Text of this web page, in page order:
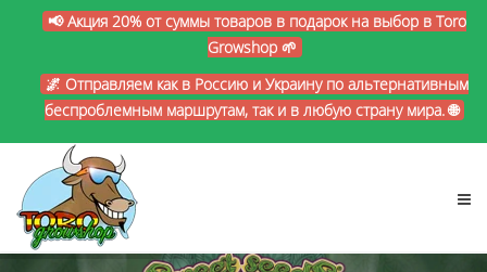
📢 Акция 20% от суммы товаров в подарок на выбор в Toro
Growshop 🌱
🌌 Отправляем как в Россию и Украину по альтернативным
беспроблемным маршрутам, так и в любую страну мира. 🌐